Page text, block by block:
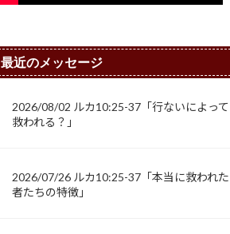
最近のメッセージ
2026/08/02 ルカ10:25-37「行ないによって
救われる？」
2026/07/26 ルカ10:25-37「本当に救われた
者たちの特徴」